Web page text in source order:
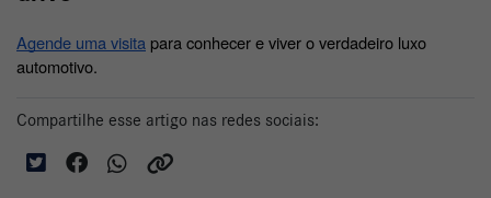
Agende uma visita para conhecer e viver o verdadeiro luxo
automotivo.
Compartilhe esse artigo nas redes sociais: